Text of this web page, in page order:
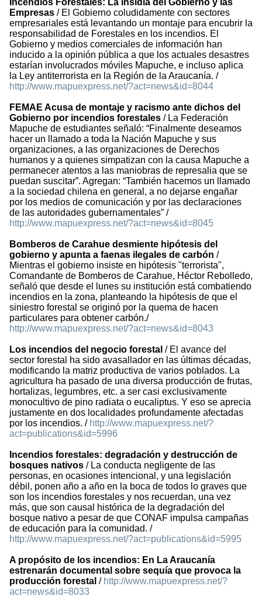
Incendios Forestales: La insidia del Gobierno y las
Empresas / El Gobierno coludidamente con sectores
empresariales está levantando un montaje para encubrir la
responsabilidad de Forestales en los incendios. El
Gobierno y medios comerciales de información han
inducido a la opinión pública a que los actuales desastres
estarían involucrados móviles Mapuche, e incluso aplica
la Ley antiterrorista en la Región de la Araucanía. /
http://www.mapuexpress.net/?act=news&id=8044
FEMAE Acusa de montaje y racismo ante dichos del
Gobierno por incendios forestales / La Federación
Mapuche de estudiantes señaló: “Finalmente deseamos
hacer un llamado a toda la Nación Mapuche y sus
organizaciones, a las organizaciones de Derechos
humanos y a quienes simpatizan con la causa Mapuche a
permanecer atentos a las maniobras de represalia que se
puedan suscitar”. Agregan: “También hacemos un llamado
a la sociedad chilena en general, a no dejarse engañar
por los medios de comunicación y por las declaraciones
de las autoridades gubernamentales” /
http://www.mapuexpress.net/?act=news&id=8045
Bomberos de Carahue desmiente hipótesis del
gobierno y apunta a faenas ilegales de carbón /
Mientras el gobierno insiste en hipótesis "terrorista",
Comandante de Bomberos de Carahue, Héctor Rebolledo,
señaló que desde el lunes su institución está combatiendo
incendios en la zona, planteando la hipótesis de que el
siniestro forestal se originó por la quema de hacen
particulares para obtener carbón./
http://www.mapuexpress.net/?act=news&id=8043
Los incendios del negocio forestal / El avance del
sector forestal ha sido avasallador en las últimas décadas,
modificando la matriz productiva de varios poblados. La
agricultura ha pasado de una diversa producción de frutas,
hortalizas, legumbres, etc. a ser casi exclusivamente
monocultivo de pino radiata o eucaliptus. Y eso se aprecia
justamente en dos localidades profundamente afectadas
por los incendios. / http://www.mapuexpress.net/?
act=publications&id=5996
Incendios forestales: degradación y destrucción de
bosques nativos / La conducta negligente de las
personas, en ocasiones intencional, y una legislación
débil, ponen año a año en la boca de todos lo graves que
son los incendios forestales y nos recuerdan, una vez
más, que son causal histórica de la degradación del
bosque nativo a pesar de que CONAF impulsa campañas
de educación para la comunidad. /
http://www.mapuexpress.net/?act=publications&id=5995
A propósito de los incendios: En La Araucanía
estrenarán documental sobre sequía que provoca la
producción forestal / http://www.mapuexpress.net/?
act=news&id=8033